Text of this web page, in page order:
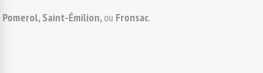
Pomerol, Saint-Émilion, ou Fronsac.